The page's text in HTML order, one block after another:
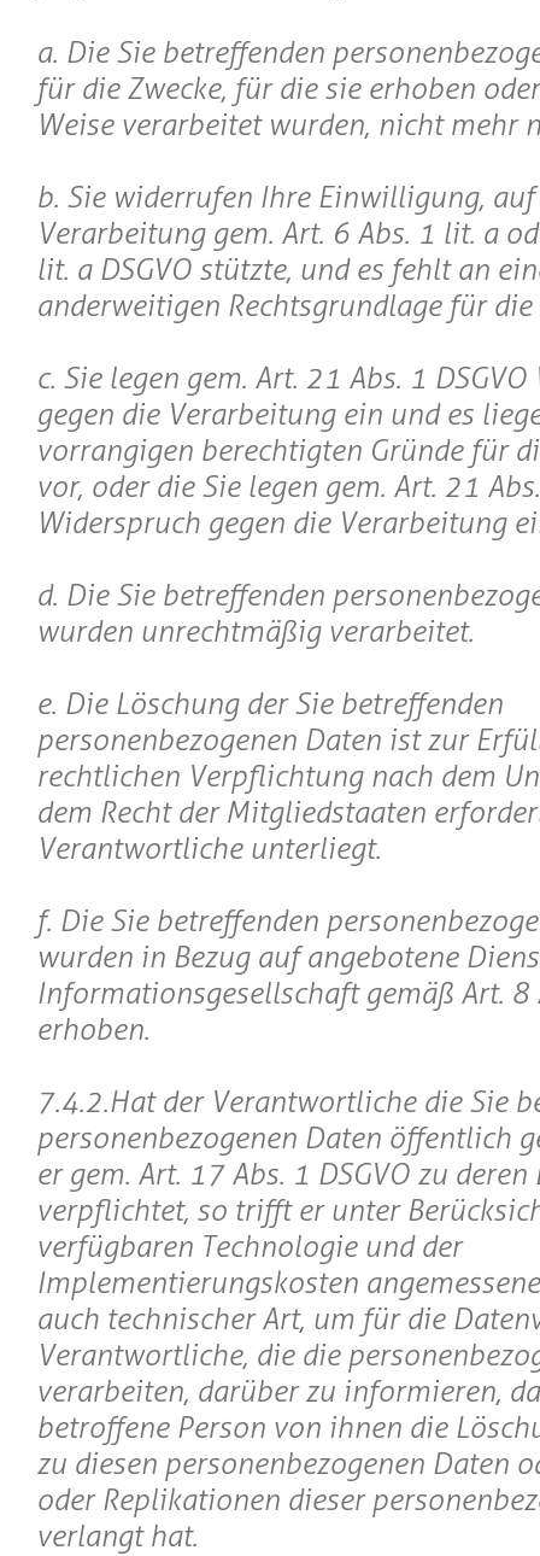
a. Die Sie betreffenden
für die Zwecke, für die sie erhoben
Weise verarbeitet wurden, nicht mehr
b. Sie widerrufen Ihre Einwilligung,
Verarbeitung gem. Art. 6 Abs. 1 lit. a
lit. a DSGVO stützte, und es fehlt an
anderweitigen Rechtsgrundlage für
c. Sie legen gem. Art. 21 Abs. 1
gegen die Verarbeitung ein und es
vorrangigen berechtigten Gründe für
vor, oder die Sie legen gem. Art. 21
Widerspruch gegen die Verarbeitung
d. Die Sie betreffenden
wurden unrechtmäßig verarbeitet.
e. Die Löschung der Sie betreffenden
personenbezogenen Daten ist zur
rechtlichen Verpflichtung nach dem
dem Recht der Mitgliedstaaten
Verantwortliche unterliegt.
f. Die Sie betreffenden
wurden in Bezug auf angebotene
Informationsgesellschaft gemäß Art. 8
erhoben.
7.4.2.Hat der Verantwortliche die Sie
personenbezogenen Daten öffentlich
er gem. Art. 17 Abs. 1 DSGVO zu deren
verpflichtet, so trifft er unter
verfügbaren Technologie und der
Implementierungskosten
auch technischer Art, um für die
Verantwortliche, die die
verarbeiten, darüber zu informieren,
betroffene Person von ihnen die
zu diesen personenbezogenen Daten
oder Replikationen dieser
verlangt hat.